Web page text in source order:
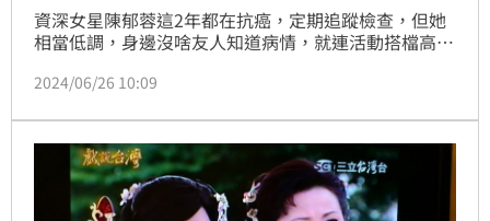
資深女星陳郁蓉這2年都在抗癌，定期追蹤檢查，但她
相當低調，身邊沒啥友人知道病情，就連活動搭檔高群
捷運不用博愛座，她讚：「高群私下真的很有活力」。
2024/06/26 10:09